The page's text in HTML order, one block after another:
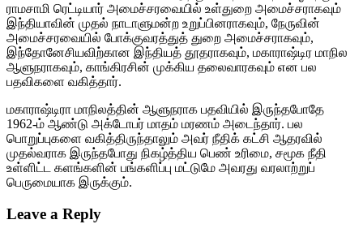
ராமசாமி ரெட்டியார் அமைச்சரவையில் உள்துறை அமைச்சராகவும்
இந்தியாவின் முதல் நாடாளுமன்ற உறுப்பினராகவும், நேருவின்
அமைச்சரவையில் போக்குவரத்துத் துறை அமைச்சராகவும்,
இந்தோனேசியவிற்கான இந்தியத் தூதராகவும், மகாராஷ்டிர மாநில
ஆளுநராகவும், காங்கிரசின் முக்கிய தலைவாரகவும் என பல
பதவிகளை வகித்தார்.
மகாராஷ்டிரா மாநிலத்தின் ஆளுநராக பதவியில் இருந்தபோதே
1962-ம் ஆண்டு அக்டோபர் மாதம் மரணம் அடைந்தார். பல
பொறுப்புகளை வகித்திருந்தாலும் அவர் நீதிக் கட்சி ஆதரவில்
முதல்வராக இருந்தபோது நிகழ்த்திய பெண் உரிமை, சமூக நீதி
உள்ளிட்ட களங்களின் பங்களிப்பு மட்டுமே அவரது வரலாற்றுப்
பெருமையாக இருக்கும்.
Leave a Reply